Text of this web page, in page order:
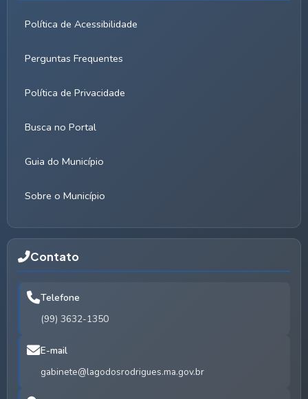
Política de Acessibilidade
Perguntas Frequentes
Política de Privacidade
Busca no Portal
Guia do Município
Sobre o Município
Contato
Telefone
(99) 3632-1350
E-mail
gabinete@lagodosrodrigues.ma.gov.br